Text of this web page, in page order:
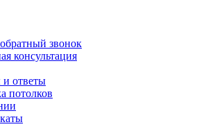
обратный звонок
консультация
ответы
потолков